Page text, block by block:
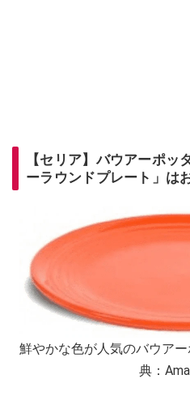
【セリア】バウアーポッ
ーラウンドプレート」は
鮮やかな色が人気のバウア
典：